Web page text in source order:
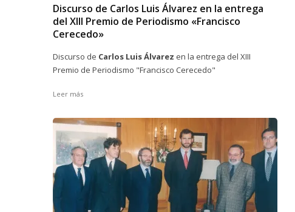
Discurso de Carlos Luis Álvarez en la entrega
del XIII Premio de Periodismo «Francisco
Cerecedo»
Discurso de Carlos Luis Álvarez en la entrega del XIII
Premio de Periodismo "Francisco Cerecedo"
Leer más